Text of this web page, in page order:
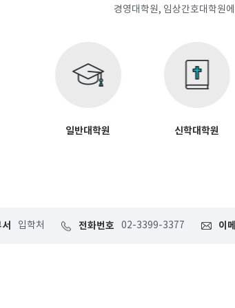
경영대학원, 임상간호대학원
일반대학원 신학대학원
입학처 전화번호 02-3399-3377 이